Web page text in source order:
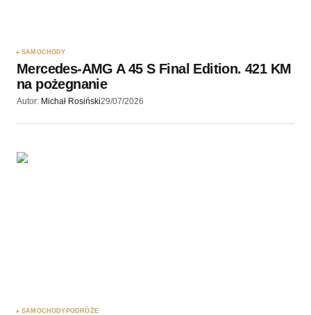
SAMOCHODY
Mercedes-AMG A 45 S Final Edition. 421 KM
na pożegnanie
Autor: Michał Rosiński29/07/2026
SAMOCHODY PODRÓŻE